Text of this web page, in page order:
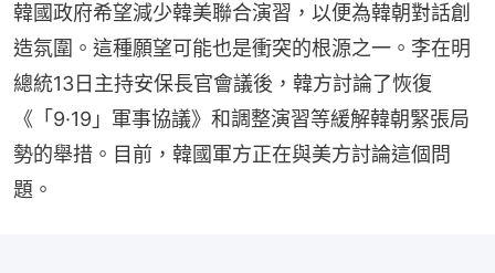
韓國政府希望減少韓美聯合演習，以便為韓朝對話創
造氛圍。這種願望可能也是衝突的根源之一。李在明
總統13日主持安保長官會議後，韓方討論了恢復
《「9·19」軍事協議》和調整演習等緩解韓朝緊張局
勢的舉措。目前，韓國軍方正在與美方討論這個問
題。